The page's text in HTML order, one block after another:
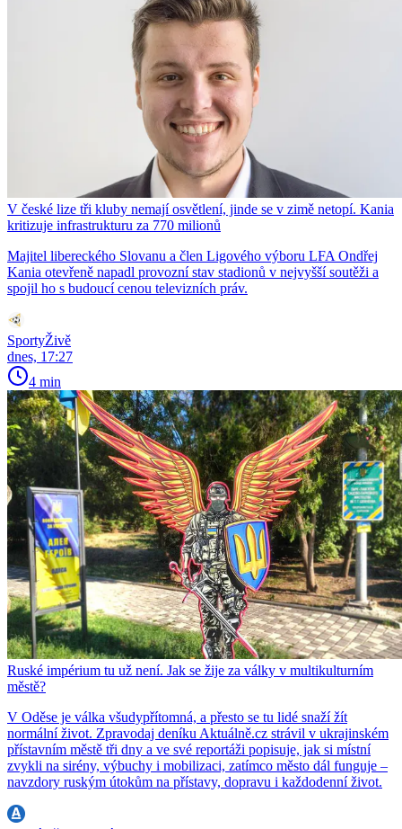
V české lize tři kluby nemají osvětlení, jinde se v zimě netopí. Kania
kritizuje infrastrukturu za 770 milionů
Majitel libereckého Slovanu a člen Ligového výboru LFA Ondřej
Kania otevřeně napadl provozní stav stadionů v nejvyšší soutěži a
spojil ho s budoucí cenou televizních práv.
SportyŽivě
dnes, 17:27
4 min
Ruské impérium tu už není. Jak se žije za války v multikulturním
městě?
V Oděse je válka všudypřítomná, a přesto se tu lidé snaží žít
normální život. Zpravodaj deníku Aktuálně.cz strávil v ukrajinském
přístavním městě tři dny a ve své reportáži popisuje, jak si místní
zvykli na sirény, výbuchy i mobilizaci, zatímco město dál funguje –
navzdory ruským útokům na přístavy, dopravu i každodenní život.